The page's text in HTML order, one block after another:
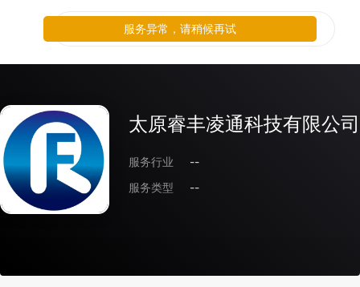
太原睿丰凌通科技有限公司
服务行业
--
服务类型
--
服务异常，请稍候再试